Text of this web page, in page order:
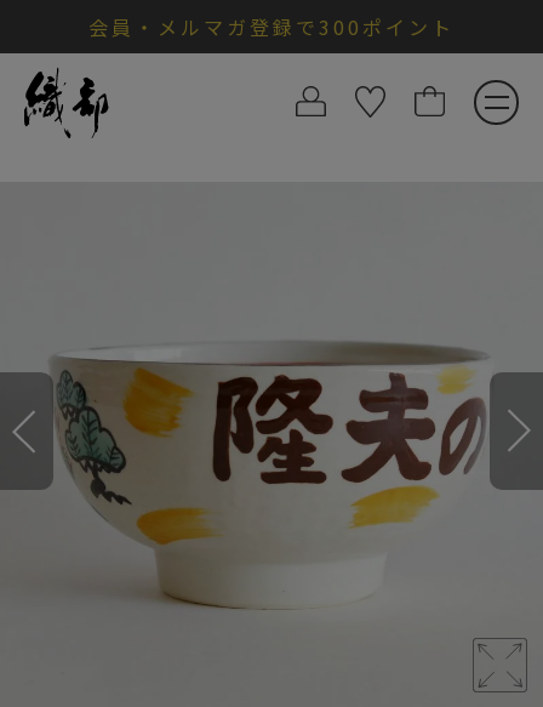
会員・メルマガ登録で300ポイント